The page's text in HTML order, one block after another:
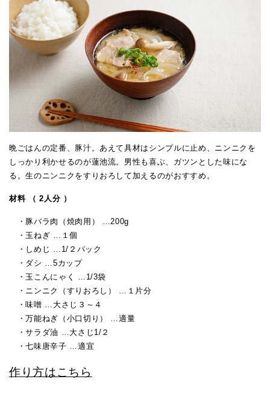
晩ごはんの定番、豚汁。あえて具材はシンプルに止め、ニンニクを
しっかり利かせるのが蓮池流。男性も喜ぶ、ガツンとした味にな
る。生のニンニクをすりおろして加えるのがおすすめ。
材料 （ 2人分 ）
・豚バラ肉（焼肉用） …200g
・玉ねぎ …１個
・しめじ …1/２パック
・ダシ …5カップ
・玉こんにゃく …1/3袋
・ニンニク（すりおろし） …１片分
・味噌 …大さじ３～４
・万能ねぎ（小口切り） …適量
・サラダ油 …大さじ1/２
・七味唐辛子 …適宜
作り方はこちら